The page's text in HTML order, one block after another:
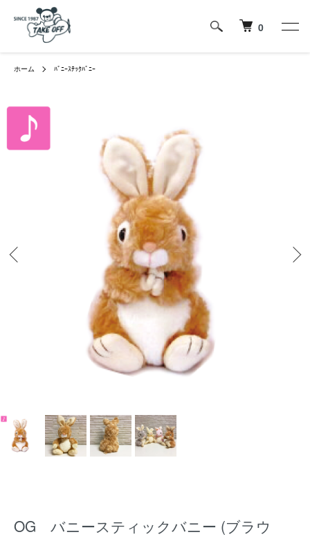
0
ホーム ﾊﾞﾆｰｽﾃｯｸﾊﾞﾆｰ
OG バニースティックバニー (ブラウ